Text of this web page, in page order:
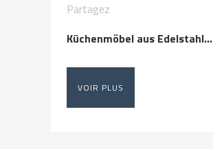
Partagez
Küchenmöbel aus Edelstahl...
VOIR PLUS